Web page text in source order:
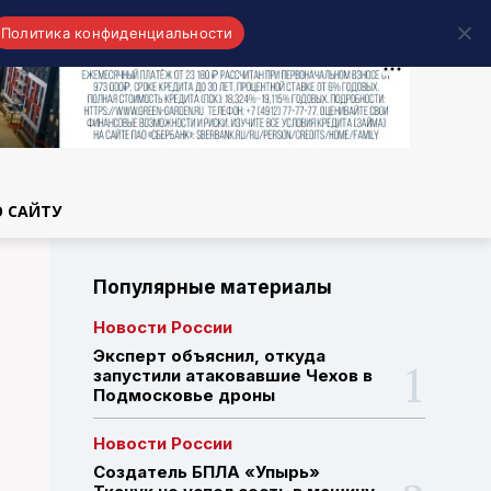
САЙТУ
Популярные материалы
Новости России
Эксперт объяснил, откуда
запустили атаковавшие Чехов в
Подмосковье дроны
Новости России
Создатель БПЛА «Упырь»
Политика конфиденциальности